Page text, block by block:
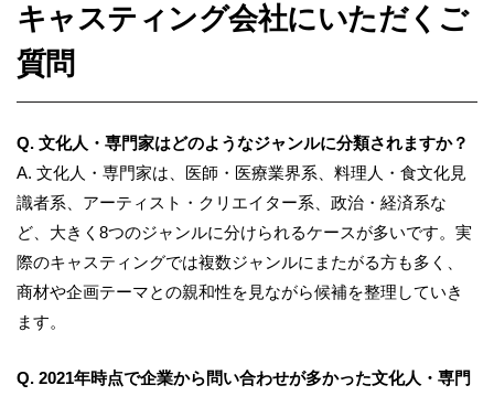
キャスティング会社にいただくご
質問
Q. 文化人・専門家はどのようなジャンルに分類されますか？
A. 文化人・専門家は、医師・医療業界系、料理人・食文化見
識者系、アーティスト・クリエイター系、政治・経済系な
ど、大きく8つのジャンルに分けられるケースが多いです。実
際のキャスティングでは複数ジャンルにまたがる方も多く、
商材や企画テーマとの親和性を見ながら候補を整理していき
ます。
Q. 2021年時点で企業から問い合わせが多かった文化人・専門